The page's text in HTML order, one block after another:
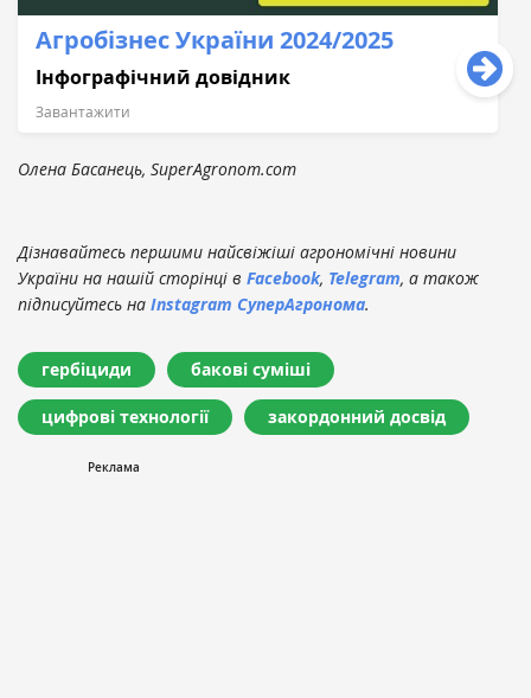
Агробізнес України 2024/2025
Інфографічний довідник
Завантажити
Олена Басанець, SuperAgronom.com
Дізнавайтесь першими найсвіжіші агрономічні новини
України на нашій сторінці в Facebook, Telegram, а також
підписуйтесь на Instagram СуперАгронома.
гербіциди бакові суміші
цифрові технології закордонний досвід